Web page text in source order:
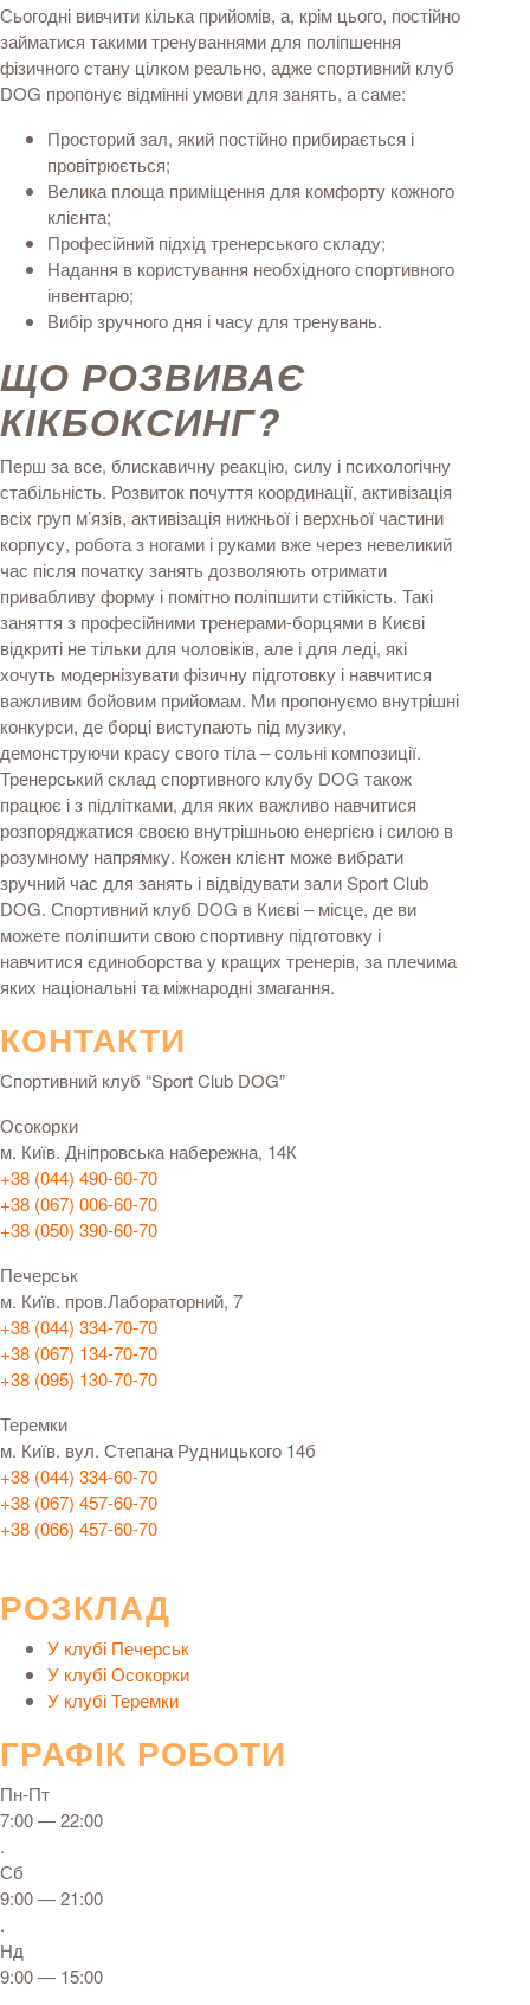
Сьогодні вивчити кілька прийомів, а, крім цього, постійно
займатися такими тренуваннями для поліпшення
фізичного стану цілком реально, адже спортивний клуб
DOG пропонує відмінні умови для занять, а саме:
Просторий зал, який постійно прибирається і
провітрюється;
Велика площа приміщення для комфорту кожного
клієнта;
Професійний підхід тренерського складу;
Надання в користування необхідного спортивного
інвентарю;
Вибір зручного дня і часу для тренувань.
ЩО РОЗВИВАЄ
КІКБОКСИНГ?
Перш за все, блискавичну реакцію, силу і психологічну
стабільність. Розвиток почуття координації, активізація
всіх груп м’язів, активізація нижньої і верхньої частини
корпусу, робота з ногами і руками вже через невеликий
час після початку занять дозволяють отримати
привабливу форму і помітно поліпшити стійкість. Такі
заняття з професійними тренерами-борцями в Києві
відкриті не тільки для чоловіків, але і для леді, які
хочуть модернізувати фізичну підготовку і навчитися
важливим бойовим прийомам. Ми пропонуємо внутрішні
конкурси, де борці виступають під музику,
демонструючи красу свого тіла – сольні композиції.
Тренерський склад спортивного клубу DOG також
працює і з підлітками, для яких важливо навчитися
розпоряджатися своєю внутрішньою енергією і силою в
розумному напрямку. Кожен клієнт може вибрати
зручний час для занять і відвідувати зали Sport Club
DOG. Спортивний клуб DOG в Києві – місце, де ви
можете поліпшити свою спортивну підготовку і
навчитися єдиноборства у кращих тренерів, за плечима
яких національні та міжнародні змагання.
КОНТАКТИ
Спортивний клуб “Sport Club DOG”
Осокорки
м. Київ. Дніпровська набережна, 14К
+38 (044) 490-60-70
+38 (067) 006-60-70
+38 (050) 390-60-70
Печерськ
м. Київ. пров.Лабораторний, 7
+38 (044) 334-70-70
+38 (067) 134-70-70
+38 (095) 130-70-70
Теремки
м. Київ. вул. Степана Рудницького 14б
+38 (044) 334-60-70
+38 (067) 457-60-70
+38 (066) 457-60-70
РОЗКЛАД
У клубі Печерськ
У клубі Осокорки
У клубі Теремки
ГРАФІК РОБОТИ
Пн-Пт
7:00 — 22:00
.
Сб
9:00 — 21:00
.
Нд
9:00 — 15:00